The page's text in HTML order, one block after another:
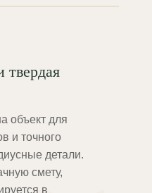
твердая
объект для
и точного
детали.
смету,
в